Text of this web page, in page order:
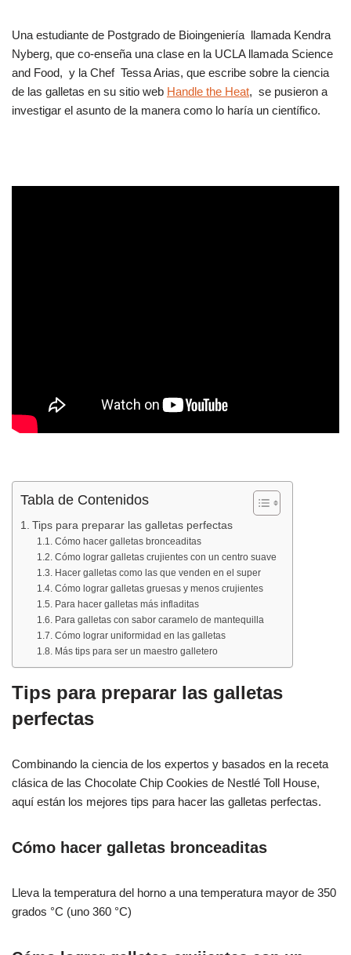
Una estudiante de Postgrado de Bioingeniería llamada Kendra
Nyberg, que co-enseña una clase en la UCLA llamada Science
and Food, y la Chef Tessa Arias, que escribe sobre la ciencia
de las galletas en su sitio web Handle the Heat, se pusieron a
investigar el asunto de la manera como lo haría un científico.
Tabla de Contenidos
Tips para preparar las galletas perfectas
Cómo hacer galletas bronceaditas
Cómo lograr galletas crujientes con un centro suave
Hacer galletas como las que venden en el super
Cómo lograr galletas gruesas y menos crujientes
Para hacer galletas más infladitas
Para galletas con sabor caramelo de mantequilla
Cómo lograr uniformidad en las galletas
Más tips para ser un maestro galletero
Tips para preparar las galletas
perfectas
Combinando la ciencia de los expertos y basados en la receta
clásica de las Chocolate Chip Cookies de Nestlé Toll House,
aquí están los mejores tips para hacer las galletas perfectas.
Cómo hacer galletas bronceaditas
Lleva la temperatura del horno a una temperatura mayor de 350
grados °C (uno 360 °C)